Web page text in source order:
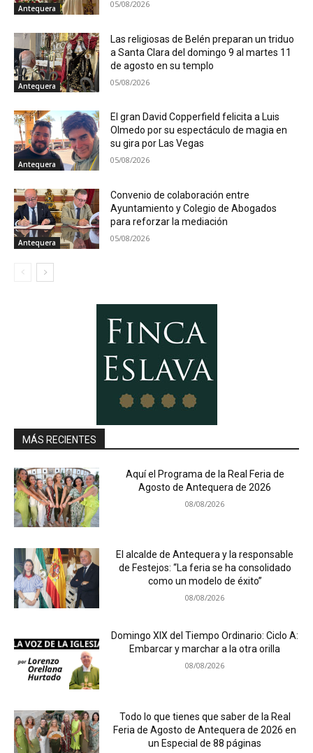
Antequera 05/08/2026
Antequera
Las religiosas de Belén preparan un triduo
a Santa Clara del domingo 9 al martes 11
de agosto en su templo
05/08/2026
Antequera
El gran David Copperfield felicita a Luis
Olmedo por su espectáculo de magia en
su gira por Las Vegas
05/08/2026
Antequera
Convenio de colaboración entre
Ayuntamiento y Colegio de Abogados
para reforzar la mediación
05/08/2026
MÁS RECIENTES
Aquí el Programa de la Real Feria de
Agosto de Antequera de 2026
08/08/2026
El alcalde de Antequera y la responsable
de Festejos: “La feria se ha consolidado
como un modelo de éxito”
08/08/2026
Domingo XIX del Tiempo Ordinario: Ciclo A:
Embarcar y marchar a la otra orilla
08/08/2026
Todo lo que tienes que saber de la Real
Feria de Agosto de Antequera de 2026 en
un Especial de 88 páginas